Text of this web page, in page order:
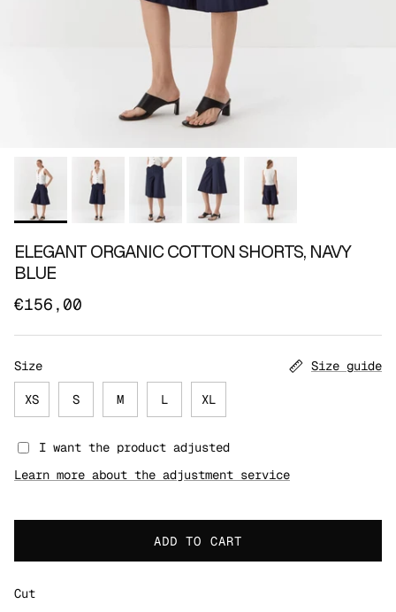
ELEGANT ORGANIC COTTON SHORTS, NAVY
BLUE
€156,00
Size Size guide
XS S M L XL
I want the product adjusted
Learn more about the adjustment service
ADD TO CART
Cut